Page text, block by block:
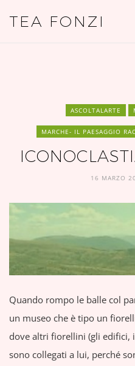
TEA FONZI
ASCOLTALARTE
MARCHE- IL PAESAGGIO
16 MARZO
Quando rompo le balle col
un museo che è tipo un
dove altri fiorellini (gli edifici,
sono collegati a lui, perché